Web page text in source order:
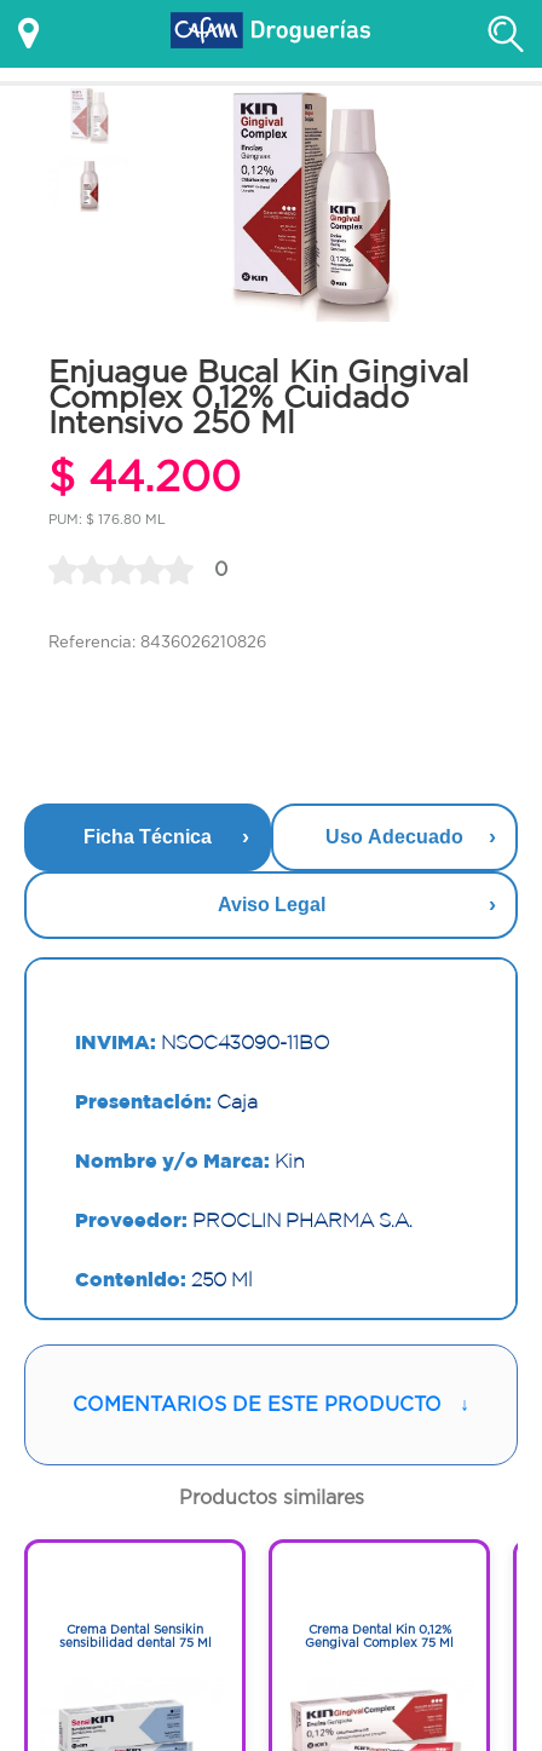
Enjuague Bucal Kin Gingival
Complex 0,12% Cuidado
Intensivo 250 Ml
$ 44.200
PUM: $ 176.80 ML
0
Referencia: 8436026210826
Ficha Técnica Uso Adecuado
Aviso Legal
INVIMA: NSOC43090-11BO
Presentación: Caja
Nombre y/o Marca: Kin
Proveedor: PROCLIN PHARMA S.A.
Contenido: 250 Ml
Código:1295104
COMENTARIOS DE ESTE PRODUCTO ↓
Productos similares
Crema Dental Sensikin
sensibilidad dental 75 Ml
Crema Dental Kin 0,12%
Gengival Complex 75 Ml